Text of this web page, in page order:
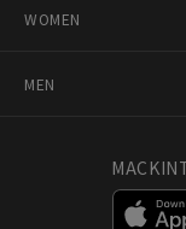
WOMEN
MEN